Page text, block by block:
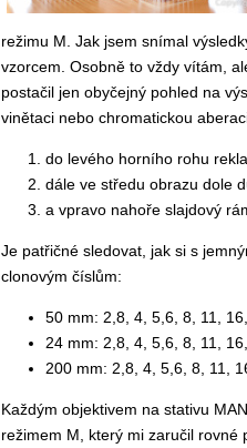
režimu M. Jak jsem snímal
vzorcem. Osobně to vždy vítám,
postačil jen obyčejný pohled na
vinětaci nebo chromatickou
do levého horního rohu
dále ve středu obrazu dole
a vpravo nahoře slajdový
Je patřičné sledovat, jak si s
clonovým číslům:
50 mm: 2,8, 4, 5,6, 8, 11,
24 mm: 2,8, 4, 5,6, 8, 11,
200 mm: 2,8, 4, 5,6, 8, 11,
Každým objektivem na stativu
režimem M, který mi zaručil rovné